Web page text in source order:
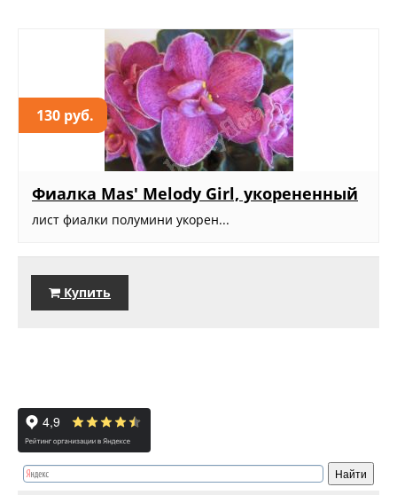
130 руб.
Фиалка Mas' Melody Girl, укорененный
лист фиалки полумини укорен...
Купить